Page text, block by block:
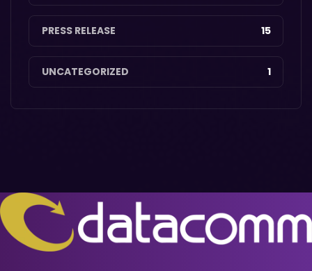
PRESS RELEASE 15
UNCATEGORIZED 1